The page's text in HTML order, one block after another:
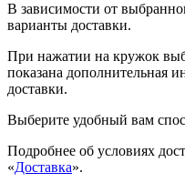
В зависимости от
варианты доставки.
При нажатии на кружок
показана дополнительная
доставки.
Выберите удобный вам
Подробнее об условиях
«Доставка».